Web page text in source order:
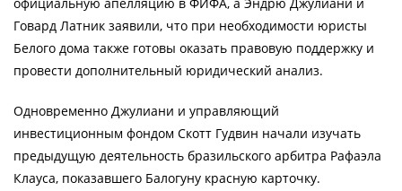
Говард Латник заявили, что при необходимости юристы
Белого дома также готовы оказать правовую поддержку и
провести дополнительный юридический анализ.
Одновременно Джулиани и управляющий
инвестиционным фондом Скотт Гудвин начали изучать
предыдущую деятельность бразильского арбитра Рафаэла
Клауса, показавшего Балогуну красную карточку.